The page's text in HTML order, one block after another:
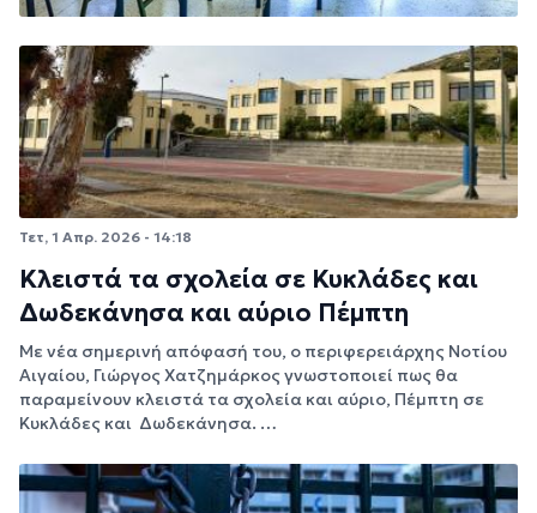
Τετ, 1 Απρ. 2026 - 14:18
Κλειστά τα σχολεία σε Κυκλάδες και
Δωδεκάνησα και αύριο Πέμπτη
Με νέα σημερινή απόφασή του, ο περιφερειάρχης Νοτίου
Αιγαίου, Γιώργος Χατζημάρκος γνωστοποιεί πως θα
παραμείνουν κλειστά τα σχολεία και αύριο, Πέμπτη σε
Κυκλάδες και Δωδεκάνησα. …